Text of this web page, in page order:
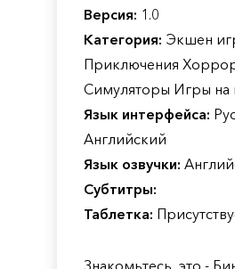
Версия: 1.0
Категория: Экшен
Приключения
Симуляторы Игры на
Язык интерфейса:
Английский
Язык озвучки:
Субтитры:
Таблетка:
Знакомьтесь, это -